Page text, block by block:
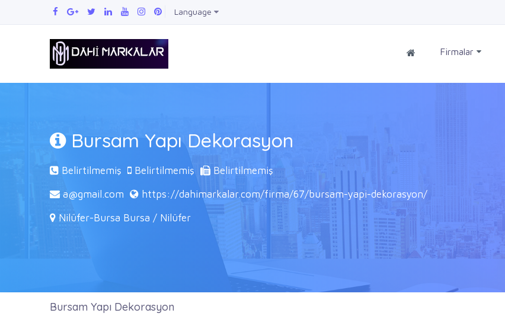
Language
Firmalar
Bursam Yapı Dekorasyon
Belirtilmemiş Belirtilmemiş
Belirtilmemiş
a@gmail.com
https://dahimarkalar.com/firma/67/bursam-yapi-dekorasyon/
Nilüfer-Bursa Bursa / Nilüfer
Bursam Yapı Dekorasyon